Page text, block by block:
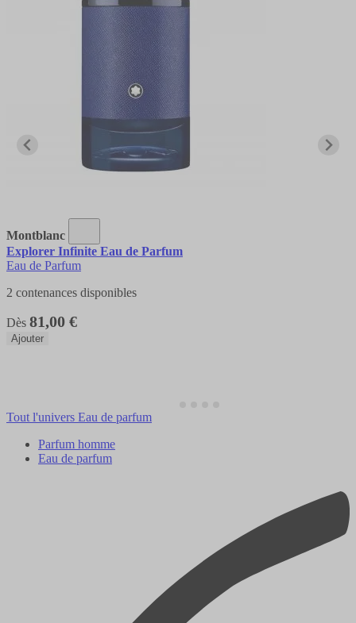
Montblanc
Explorer Infinite Eau de Parfum
Eau de Parfum
2 contenances disponibles
Dès 81,00 €
Ajouter
Tout l'univers Eau de parfum
Parfum homme
Eau de parfum